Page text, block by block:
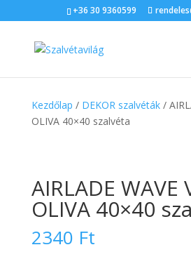
+36 30 9360599
Kezdőlap / DEKOR szalvéták/
OLIVA 40×40 szalvéta
AIRLADE WAVE
OLIVA 40×40
2340 Ft